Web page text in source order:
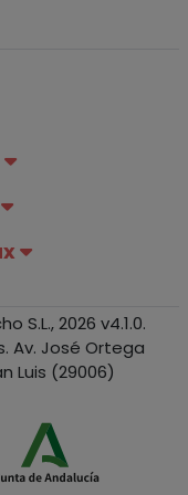
S.L., 2026 v4.1.0.
Av. José Ortega
Luis (29006)